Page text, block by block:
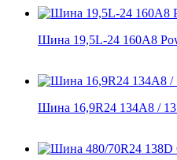
Шина 19,5L-24 160A8
Шина 16,9R24 134A8 /